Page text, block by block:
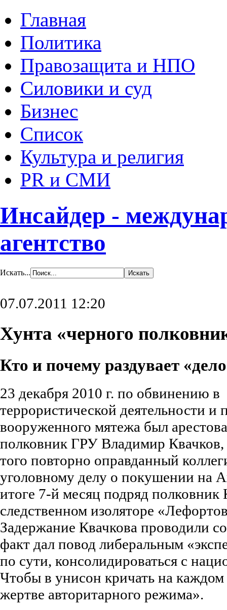
Главная
Политика
Правозащита и НПО
Силовики и суд
Бизнес
Список
Культура и религия
PR и СМИ
Инсайдер -
агентство
Искать...
07.07.2011 12:20
Хунта «черного
Кто и почему раздувает
23 декабря 2010 г. по обвинению в
террористической деятельности и
вооруженного мятежа был
полковник ГРУ Владимир Квачков,
того повторно оправданный
уголовному делу о покушении на
итоге 7-й месяц подряд полковник
следственном изоляторе
Задержание Квачкова проводили
факт дал повод либеральным
по сути, консолидироваться с
Чтобы в унисон кричать на
жертве авторитарного режима».